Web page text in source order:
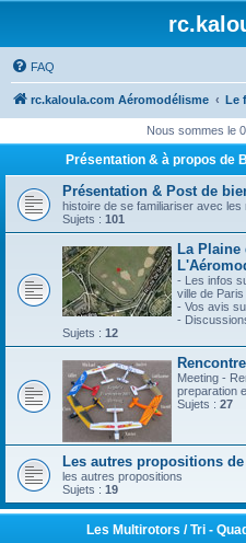
FAQ
rc.kaloula.com Aéromodélisme Le
Nous sommes le
Présentation & à propos de
Présentation & Post de
histoire de se familiariser avec
Sujets : 101
La Plaine
- Les infos
ville de Paris
- Vos avis
-
Sujets : 12
Meeting -
preparation
Sujets : 27
Les autres propositions
les autres propositions
Sujets : 19
Les Multirotors / Tri -